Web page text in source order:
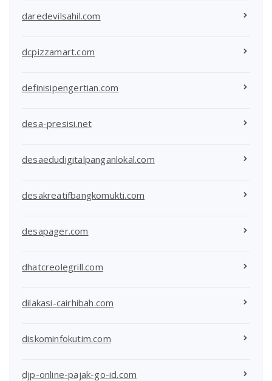
daredevilsahil.com
dcpizzamart.com
definisipengertian.com
desa-presisi.net
desaedudigitalpanganlokal.com
desakreatifbangkomukti.com
desapager.com
dhatcreolegrill.com
dilakasi-cairhibah.com
diskominfokutim.com
djp-online-pajak-go-id.com